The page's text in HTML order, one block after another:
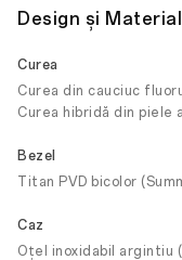
Design și Material
Curea
Curea din cauciuc
Curea hibridă din piele
Bezel
Titan PVD bicolor
Caz
Oțel inoxidabil argintiu